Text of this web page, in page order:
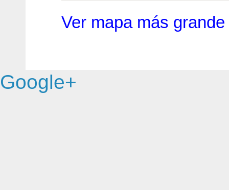
Ver mapa más grande
Google+